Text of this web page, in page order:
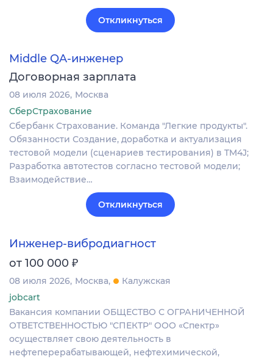
Откликнуться
Middle QA-инженер
Договорная зарплата
08 июля 2026 Москва
СберСтрахование
Сбербанк Страхование. Команда "Легкие продукты".
Обязанности Создание, доработка и актуализация
тестовой модели (сценариев тестирования) в TM4J;
Разработка автотестов согласно тестовой модели;
Взаимодействие…
Откликнуться
Инженер-вибродиагност
от 100 000 ₽
08 июля 2026 Москва
Калужская
jobcart
Вакансия компании ОБЩЕСТВО С ОГРАНИЧЕННОЙ
ОТВЕТСТВЕННОСТЬЮ "СПЕКТР" ООО «Спектр»
осуществляет свою деятельность в
нефтеперерабатывающей, нефтехимической,